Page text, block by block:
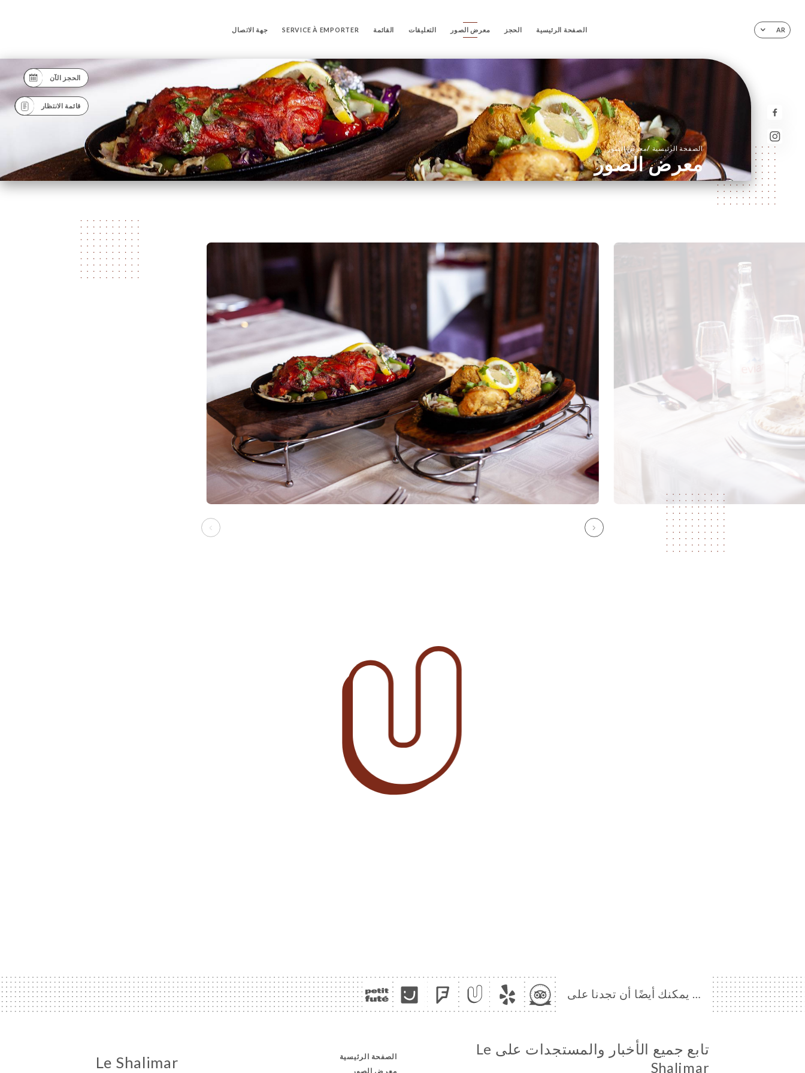
AR الصفحة الرئيسية الحجز معرض الصور التعليقات القائمة SERVICE À EMPORTER جهة الاتصال
الحجز الآن
قائمة الانتظار
الصفحة الرئيسية/معرض الصور
معرض الصور
… يمكنك أيضًا أن تجدنا على
Le Shalimar
الصفحة الرئيسية
معرض الصور
تابع جميع الأخبار والمستجدات على Le
Shalimar